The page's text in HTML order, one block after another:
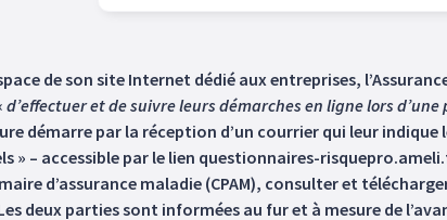
de son site Internet dédié aux entreprises,
d’effectuer et de suivre leurs démarches en ligne lors
démarre par la réception d’un courrier qui leur
» – accessible par le lien questionnaires-
d’assurance maladie (CPAM), consulter et
deux parties sont informées au fur et à mesure de